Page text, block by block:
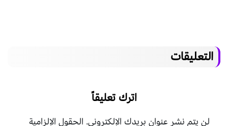
التعليقات
اترك تعليقاً
لن يتم نشر عنوان بريدك الإلكتروني. الحقول الإلزامية